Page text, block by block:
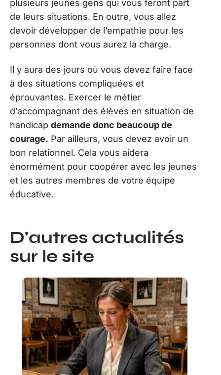
plusieurs jeunes gens qui vous feront part
de leurs situations. En outre, vous allez
devoir développer de l’empathie pour les
personnes dont vous aurez la charge.
Il y aura des jours où vous devez faire face
à des situations compliquées et
éprouvantes. Exercer le métier
d’accompagnant des élèves en situation de
handicap demande donc beaucoup de
courage. Par ailleurs, vous devez avoir un
bon relationnel. Cela vous aidera
énormément pour coopérer avec les jeunes
et les autres membres de votre équipe
éducative.
D'autres actualités
sur le site